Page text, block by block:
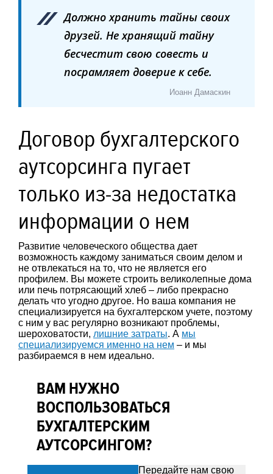
Должно хранить тайны своих
друзей. Не хранящий тайну
бесчестит свою совесть и
посрамляет доверие к себе.
Иоанн Дамаскин
Договор бухгалтерского
аутсорсинга пугает
только из-за недостатка
информации о нем
Развитие человеческого общества дает
возможность каждому заниматься своим делом и
не отвлекаться на то, что не является его
профилем. Вы можете строить великолепные дома
или печь потрясающий хлеб – либо прекрасно
делать что угодно другое. Но ваша компания не
специализируется на бухгалтерском учете, поэтому
с ним у вас регулярно возникают проблемы,
шероховатости, лишние затраты. А мы
специализируемся именно на нем – и мы
разбираемся в нем идеально.
ВАМ НУЖНО
ВОСПОЛЬЗОВАТЬСЯ
БУХГАЛТЕРСКИМ
АУТСОРСИНГОМ?
Передайте нам свою